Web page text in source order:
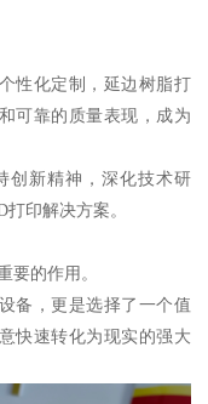
性化定制，延边树脂打
可靠的质量表现，成为
创新精神，深化技术研
印解决方案。
要的作用。
备，更是选择了一个值
快速转化为现实的强大